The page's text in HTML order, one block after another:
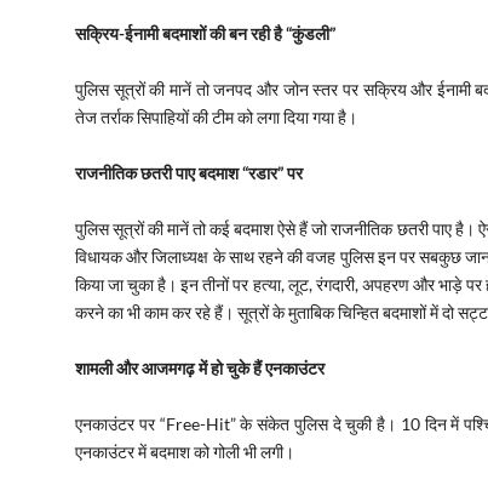
सक्रिय-ईनामी बदमाशों की बन रही है “कुंडली”
पुलिस सूत्रों की मानें तो जनपद और जोन स्तर पर सक्रिय और ईनामी
तेज तर्राक सिपाहियों की टीम को लगा दिया गया है।
राजनीतिक छतरी पाए बदमाश “रडार”पर
पुलिस सूत्रों की मानें तो कई बदमाश ऐसे हैं जो राजनीतिक छतरी पाए
विधायक और जिलाध्यक्ष के साथ रहने की वजह पुलिस इन पर सबकुछ
किया जा चुका है। इन तीनों पर हत्या, लूट, रंगदारी, अपहरण और भाड़े
करने का भी काम कर रहे हैं। सूत्रों के मुताबिक चिन्हित बदमाशों में दो
शामली और आजमगढ़ में हो चुके हैं एनकाउंटर
एनकाउंटर पर “Free-Hit” के संकेत पुलिस दे चुकी है। 10 दिन में
एनकाउंटर में बदमाश को गोली भी लगी।